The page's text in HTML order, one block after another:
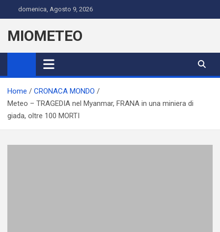
to
content
domenica, Agosto 9, 2026
MIOMETEO
Home
CRONACA MONDO
Meteo – TRAGEDIA nel Myanmar, FRANA in una miniera di
giada, oltre 100 MORTI